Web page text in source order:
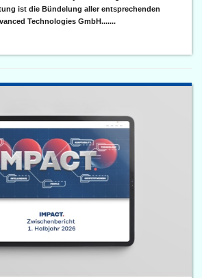
ist die Bündelung aller entsprechenden
Technologies GmbH.......